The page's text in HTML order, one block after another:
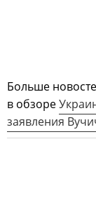
Больше
в обзоре
заявления